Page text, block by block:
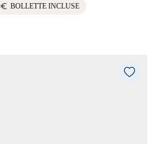
euro BOLLETTE INCLUSE